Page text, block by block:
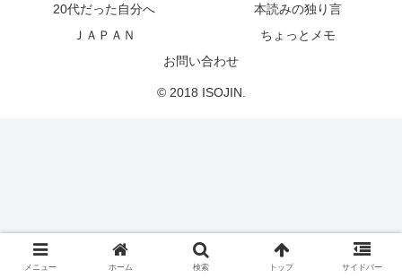
20代だった自分へ
本読みの独り言
ＪＡＰＡＮ
ちょっとメモ
お問い合わせ
© 2018 ISOJIN.
メニュー ホーム 検索 トップ サイドバー